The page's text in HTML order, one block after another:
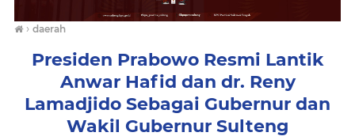
› daerah
Presiden Prabowo Resmi Lantik
Anwar Hafid dan dr. Reny
Lamadjido Sebagai Gubernur dan
Wakil Gubernur Sulteng